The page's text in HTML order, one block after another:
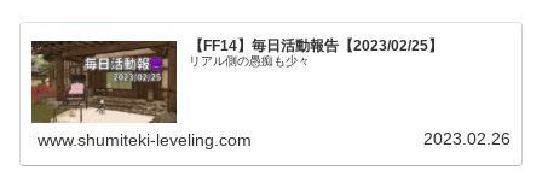
【FF14】毎日活動報告【2023/02/25】
リアル側の愚痴も少々
www.shumiteki-leveling.com 2023.02.26